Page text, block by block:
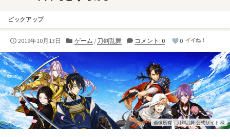
ピックアップ
公
日
2019年10月13日
カ
リ
ー
ゲーム / 刀剣乱舞 コメント: 0 0 イイね！
画像所有：刀剣乱舞 公式サイト 様